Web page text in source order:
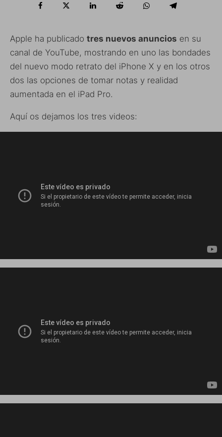
Apple ha publicado tres nuevos anuncios en su
canal de YouTube, mostrando en uno las bondades
del nuevo modo retrato del iPhone X y en los otros
dos las opciones de tomar notas y realidad
aumentada en el iPad Pro.
Aquí os dejamos los tres videos: